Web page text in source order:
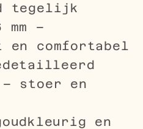
tegelijk
mm –
en comfortabel
stoer en
en